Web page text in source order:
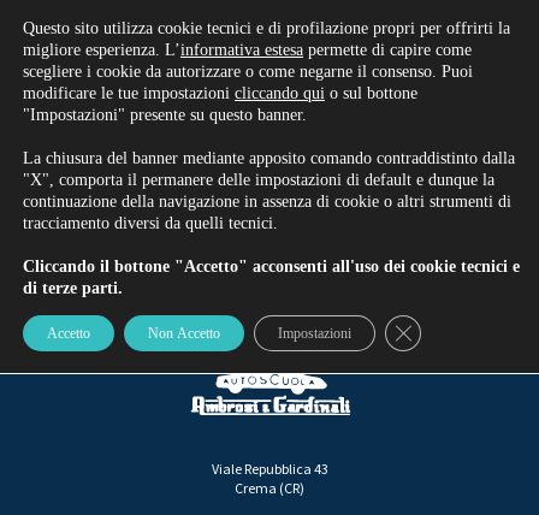
Rinnova/Iscriviti alla patente
Viale Repubblica 43
Crema (CR)
Questo sito utilizza cookie tecnici e di profilazione propri per offrirti la
migliore esperienza. L’informativa estesa permette di capire come
scegliere i cookie da autorizzare o come negarne il consenso. Puoi
modificare le tue impostazioni cliccando qui o sul bottone
"Impostazioni" presente su questo banner.
La chiusura del banner mediante apposito comando contraddistinto dalla
"X", comporta il permanere delle impostazioni di default e dunque la
continuazione della navigazione in assenza di cookie o altri strumenti di
tracciamento diversi da quelli tecnici.
Cliccando il bottone "Accetto" acconsenti all'uso dei cookie tecnici e
di terze parti.
Accetto Non Accetto Impostazioni Close GDPR